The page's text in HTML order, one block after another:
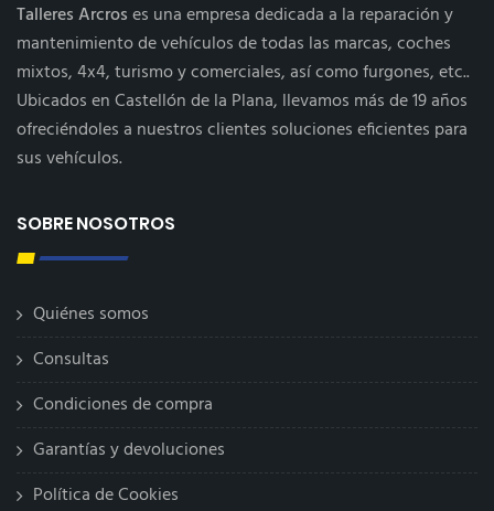
Talleres Arcroses una empresa dedicada a la reparación y
mantenimiento de vehículos de todas las marcas, coches
mixtos, 4x4, turismo y comerciales, así como furgones, etc..
Ubicados en Castellón de la Plana, llevamos más de 19 años
ofreciéndoles a nuestros clientes soluciones eficientes para
sus vehículos.
SOBRE NOSOTROS
Quiénes somos
Consultas
Condiciones de compra
Garantías y devoluciones
Política de Cookies